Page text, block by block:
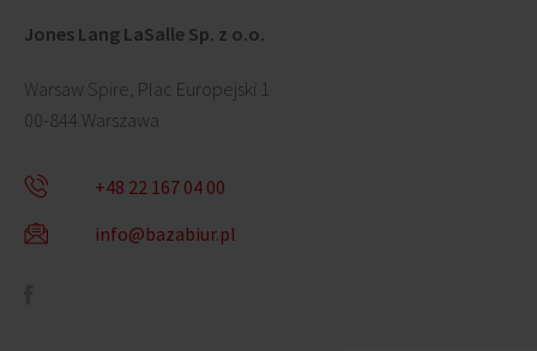
Jones Lang LaSalle Sp. z o.o.
Warsaw Spire, Plac Europejski 1
00-844 Warszawa
+48 22 167 04 00
info@bazabiur.pl